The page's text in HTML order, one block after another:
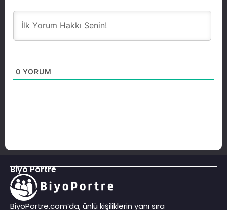
0 YORUM
Biyo Portre
BiyoPortre.com’da, ünlü kişiliklerin yanı sıra